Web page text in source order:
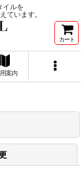
イルを
ています。
カート
案内